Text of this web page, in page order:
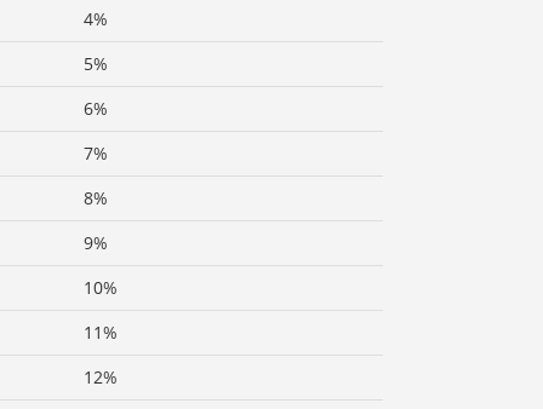
4%
5%
6%
7%
8%
9%
10%
11%
12%